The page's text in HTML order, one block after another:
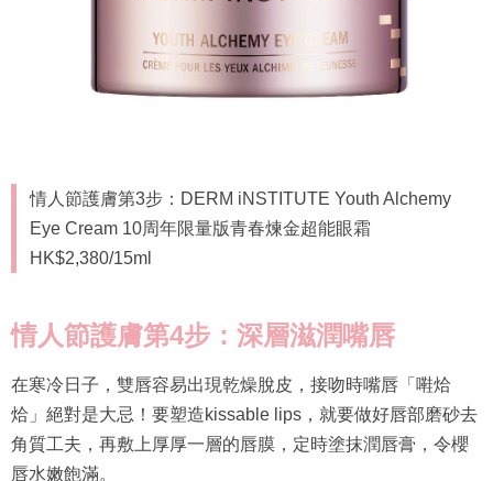
情人節護膚第3步：DERM iNSTITUTE Youth Alchemy
Eye Cream 10周年限量版青春煉金超能眼霜
HK$2,380/15ml
情人節護膚第4步：深層滋潤嘴唇
在寒冷日子，雙唇容易出現乾燥脫皮，接吻時嘴唇「嚡烚
烚」絕對是大忌！要塑造kissable lips，就要做好唇部磨砂去
角質工夫，再敷上厚厚一層的唇膜，定時塗抹潤唇膏，令櫻
唇水嫩飽滿。